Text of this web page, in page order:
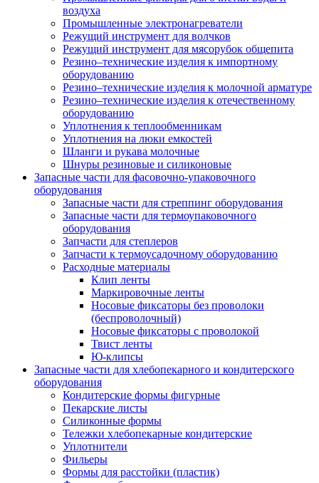
воздуха
Промышленные электронагреватели
Режущий инструмент для волчков
Режущий инструмент для мясорубок общепита
Резино–технические изделия к импортному
оборудованию
Резино–технические изделия к молочной арматуре
Резино–технические изделия к отечественному
оборудованию
Уплотнения к теплообменникам
Уплотнения на люки емкостей
Шланги и рукава молочные
Шнуры резиновые и силиконовые
Запасные части для фасовочно-упаковочного
оборудования
Запасные части для стреппинг оборудования
Запасные части для термоупаковочного
оборудования
Запчасти для степлеров
Запчасти к термоусадочному оборудованию
Расходные материалы
Клип ленты
Маркировочные ленты
Носовые фиксаторы без проволоки
(беспроволочный)
Носовые фиксаторы с проволокой
Твист ленты
Ю-клипсы
Запасные части для хлебопекарного и кондитерского
оборудования
Кондитерские формы фигурные
Пекарские листы
Силиконные формы
Тележки хлебопекарные кондитерские
Уплотнители
Фильеры
Формы для расстойки (пластик)